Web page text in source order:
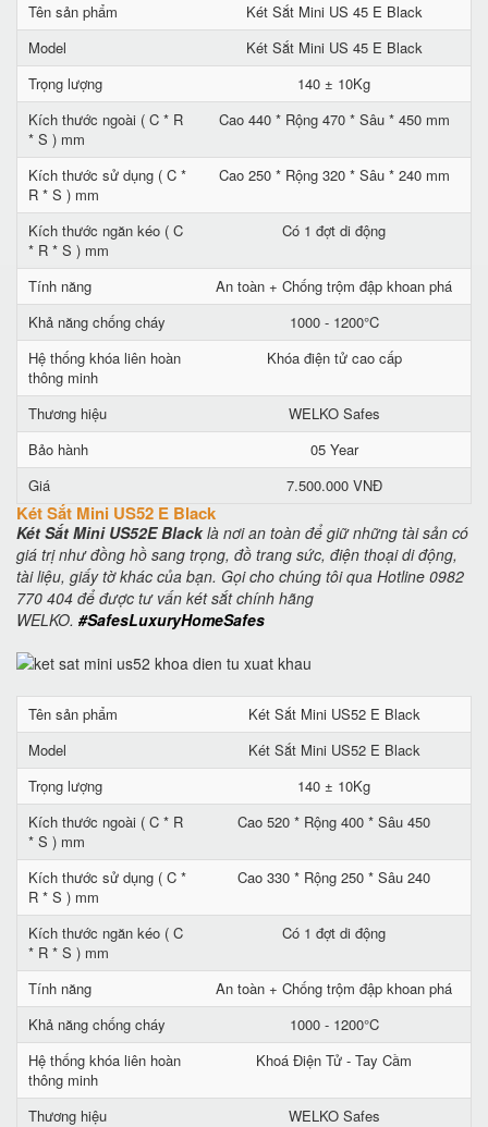
Tên sản phẩm
Két Sắt Mini US 45 E Black
Model
Két Sắt Mini US 45 E Black
Trọng lượng
140 ± 10Kg
Kích thước ngoài ( C * R
* S ) mm
Cao 440 * Rộng 470 * Sâu * 450 mm
Kích thước sử dụng ( C *
R * S ) mm
Cao 250 * Rộng 320 * Sâu * 240 mm
Kích thước ngăn kéo ( C
* R * S ) mm
Có 1 đợt di động
Tính năng
An toàn + Chống trộm đập khoan phá
Khả năng chống cháy
1000 - 1200°C
Hệ thống khóa liên hoàn
thông minh
Khóa điện tử cao cấp
Thương hiệu
WELKO Safes
Bảo hành
05 Year
Giá
7.500.000 VNĐ
Két Sắt Mini US52 E Black
Két Sắt Mini US52E Blacklà nơi an toàn để giữ những tài sản có
giá trị như đồng hồ sang trọng, đồ trang sức, điện thoại di động,
tài liệu, giấy tờ khác của bạn. Gọi cho chúng tôi qua Hotline 0982
770 404 để được tư vấn két sắt chính hãng
WELKO. #SafesLuxuryHomeSafes
Tên sản phẩm
Két Sắt Mini US52 E Black
Model
Két Sắt Mini US52 E Black
Trọng lượng
140 ± 10Kg
Kích thước ngoài ( C * R
* S ) mm
Cao 520 * Rộng 400 * Sâu 450
Kích thước sử dụng ( C *
R * S ) mm
Cao 330 * Rộng 250 * Sâu 240
Kích thước ngăn kéo ( C
* R * S ) mm
Có 1 đợt di động
Tính năng
An toàn + Chống trộm đập khoan phá
Khả năng chống cháy
1000 - 1200°C
Hệ thống khóa liên hoàn
thông minh
Khoá Điện Tử - Tay Cầm
Thương hiệu WELKO Safes